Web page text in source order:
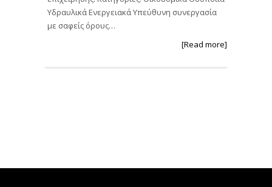
Υδραυλικά Ενεργειακά Υπεύθυνη συνεργασία
με σαφείς όρους…
[Read more]